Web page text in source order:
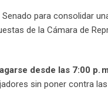
para consolidar
de la Cámara de
desde las 7:00 p.
sin poner contra